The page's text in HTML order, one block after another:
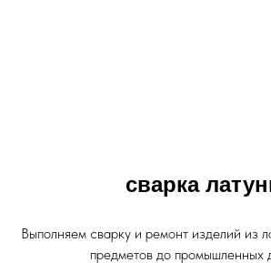
сварка
Выполняем сварку и ремонт изделий из
предметов до промышленных